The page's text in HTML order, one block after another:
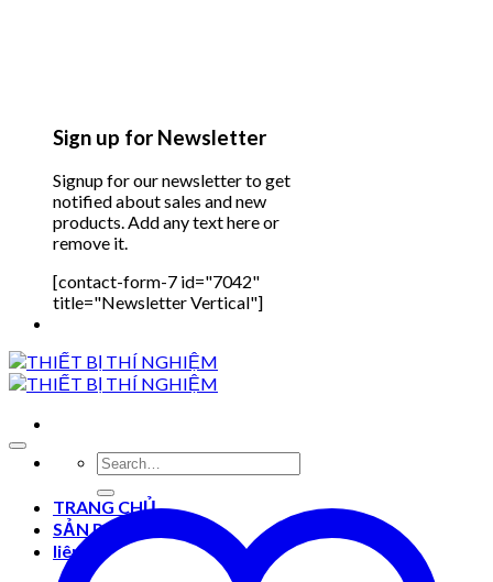
Sign up for Newsletter
Signup for our newsletter to get
notified about sales and new
products. Add any text here or
remove it.
[contact-form-7 id="7042"
title="Newsletter Vertical"]
Search
for:
TRANG CHỦ
SẢN PHẨM
liên hệ